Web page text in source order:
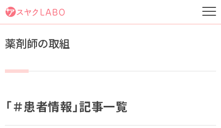
薬剤師の取組
「＃患者情報」記事一覧